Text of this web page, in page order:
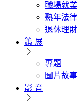
職場就業
熟年法律
退休理財
策 展
專題
圖片故事
影 音